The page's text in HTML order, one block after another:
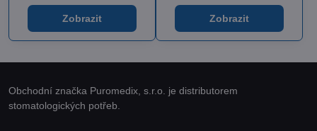
Zobrazit Zobrazit
Obchodní značka Puromedix, s.r.o. je distributorem
stomatologických potřeb.